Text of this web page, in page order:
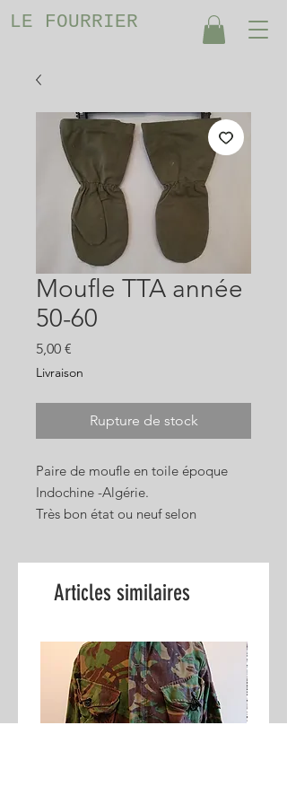
LE FOURRIER
Moufle TTA année
50-60
5,00 €
Livraison
Rupture de stock
Paire de moufle en toile époque
Indochine -Algérie.
Très bon état ou neuf selon
Articles similaires